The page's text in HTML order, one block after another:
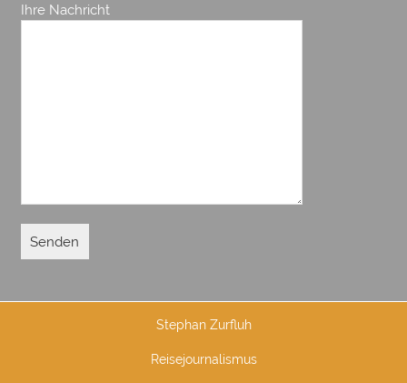
Ihre Nachricht
Stephan Zurfluh
Reisejournalismus